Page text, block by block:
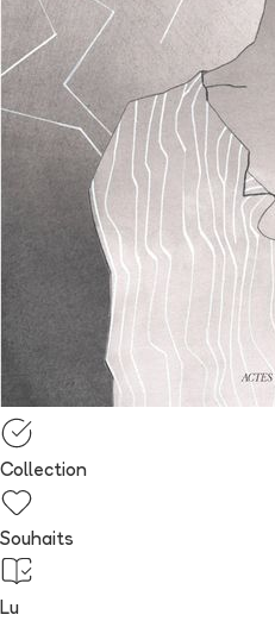
Collection
Souhaits
Lu